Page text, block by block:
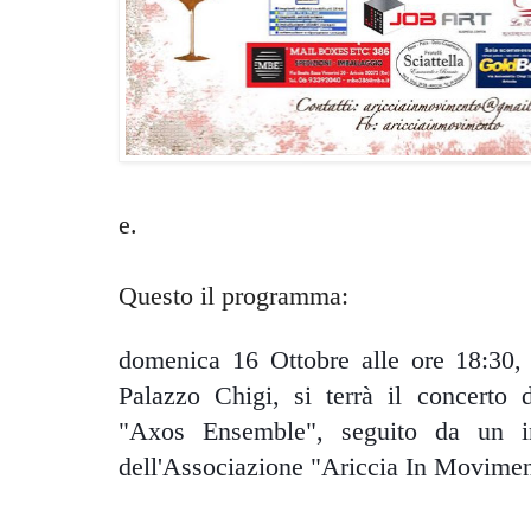
e.
Questo il programma:
domenica 16 Ottobre alle ore
Palazzo Chigi, si terrà il concerto
"Axos Ensemble", seguito da un
dell'Associazione "Ariccia In